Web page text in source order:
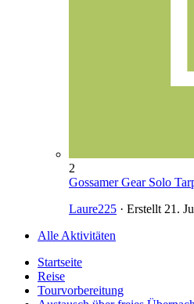
2
Gossamer Gear Solo
Laure225 · Erstellt 21.
Alle Aktivitäten
Startseite
Reise
Tourvorbereitung